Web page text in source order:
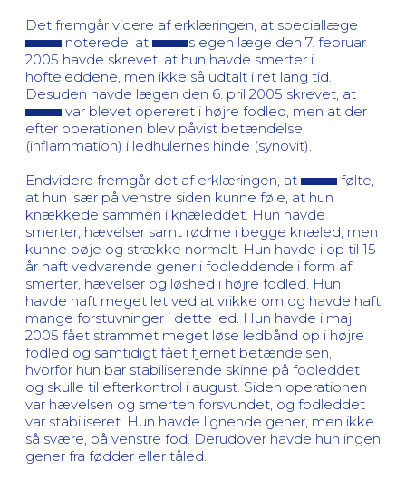
Det fremgår videre af erklæringen, at speciallæge
noterede, at
s egen læge den 7. februar
2005 havde skrevet, at hun havde smerter i
hofteleddene, men ikke så udtalt i ret lang tid.
Desuden havde lægen den 6. pril 2005 skrevet, at
var blevet opereret i højre fodled, men at der
efter operationen blev påvist betændelse
(inflammation) i ledhulernes hinde (synovit).
Endvidere fremgår det af erklæringen, at
følte,
at hun især på venstre siden kunne føle, at hun
knækkede sammen i knæleddet. Hun havde
smerter, hævelser samt rødme i begge knæled, men
kunne bøje og strække normalt. Hun havde i op til 15
år haft vedvarende gener i fodleddende i form af
smerter, hævelser og løshed i højre fodled. Hun
havde haft meget let ved at vrikke om og havde haft
mange forstuvninger i dette led. Hun havde i maj
2005 fået strammet meget løse ledbånd op i højre
fodled og samtidigt fået fjernet betændelsen,
hvorfor hun bar stabiliserende skinne på fodleddet
og skulle til efterkontrol i august. Siden operationen
var hævelsen og smerten forsvundet, og fodleddet
var stabiliseret. Hun havde lignende gener, men ikke
så svære, på venstre fod. Derudover havde hun ingen
gener fra fødder eller tåled.